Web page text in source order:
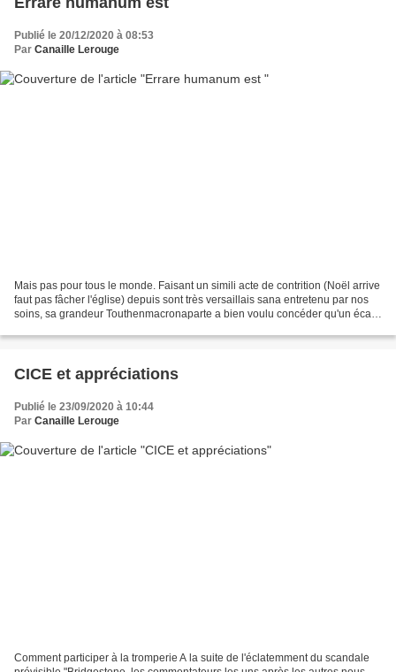
Publié le 20/12/2020 à 08:53
Par Canaille Lerouge
Mais pas pour tous le monde. Faisant un simili acte de contrition (Noël arrive
faut pas fâcher l'église) depuis sont très versaillais sana entretenu par nos
soins, sa grandeur Touthenmacronaparte a bien voulu concéder qu'un écart
CICE et appréciations
Publié le 23/09/2020 à 10:44
Par Canaille Lerouge
Comment participer à la tromperie A la suite de l'éclatemment du scandale